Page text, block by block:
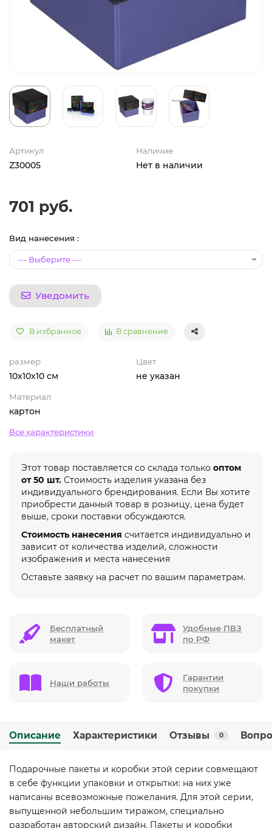
Артикул
Z30005
Наличие
Нет в наличии
701 руб.
Вид нанесения :
Уведомить
В избранное В сравнение
размер
10х10х10 см
Цвет
не указан
Материал
картон
Все характеристики
Этот товар поставляется со склада только оптом
от 50 шт. Стоимость изделия указана без
индивидуального брендирования. Если Вы хотите
приобрести данный товар в розницу, цена будет
выше, сроки поставки обсуждаются.
Стоимость нанесения считается индивидуально и
зависит от количества изделий, сложности
изображения и места нанесения
Оставьте заявку на расчет по вашим параметрам.
Бесплатный
макет
Удобные ПВЗ
по РФ
Наши работы
Гарантии
покупки
Описание Характеристики Отзывы 0
Подарочные пакеты и коробки этой серии совмещают
в себе функции упаковки и открытки: на них уже
написаны всевозможные пожелания. Для этой серии,
выпущенной небольшим тиражом, специально
разработан авторский дизайн. Пакеты и коробки